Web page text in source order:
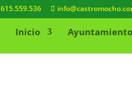
615.559.536
Inicio Ayuntamiento